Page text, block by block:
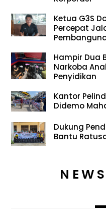
Ketua G3S
Percepat
Hampir Dua
Narkoba
Penyidikan
Kantor
Didemo
Dukung
Bantu